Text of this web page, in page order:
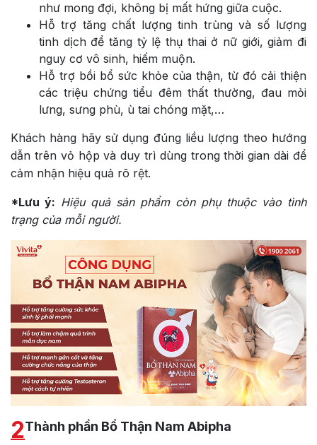
như mong đợi, không bị mất hứng giữa cuộc.
Hỗ trợ tăng chất lượng tinh trùng và số lượng
tinh dịch để tăng tỷ lệ thụ thai ở nữ giới, giảm đi
nguy cơ vô sinh, hiếm muộn.
Hỗ trợ bồi bổ sức khỏe của thận, từ đó cải thiện
các triệu chứng tiểu đêm thất thường, đau mỏi
lưng, sưng phù, ù tai chóng mặt,…
Khách hàng hãy sử dụng đúng liều lượng theo hướng
dẫn trên vỏ hộp và duy trì dùng trong thời gian dài để
cảm nhận hiệu quả rõ rệt.
*Lưu ý: Hiệu quả sản phẩm còn phụ thuộc vào tình
trạng của mỗi người.
2Thành phần Bổ Thận Nam Abipha